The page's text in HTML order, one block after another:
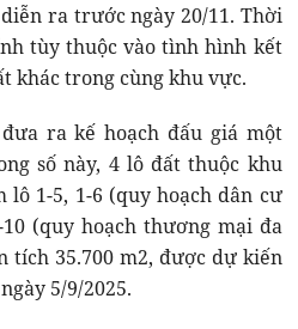
ra trước ngày 20/11. Thời
tùy thuộc vào tình hình kết
khác trong cùng khu vực.
ra kế hoạch đấu giá một
số này, 4 lô đất thuộc khu
lô 1-5, 1-6 (quy hoạch dân cư
(quy hoạch thương mại đa
tích 35.700 m2, được dự kiến
5/9/2025.